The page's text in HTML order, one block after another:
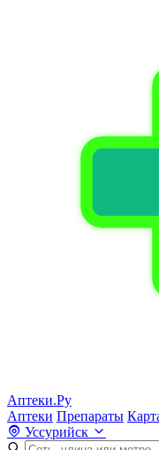
Аптеки.Ру
Аптеки Препараты
Уссурийск